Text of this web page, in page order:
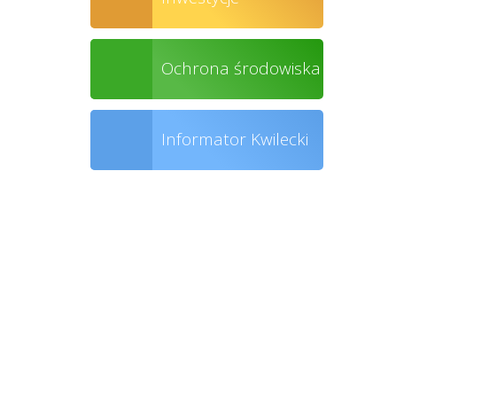
Ochrona środowiska
Informator Kwilecki